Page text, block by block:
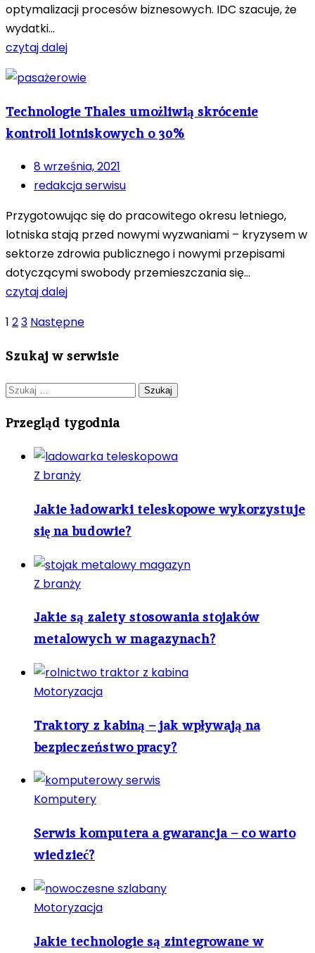
optymalizacji procesów biznesowych. IDC szacuje, że
wydatki...
czytaj dalej
Technologie Thales umożliwią skrócenie
kontroli lotniskowych o 30%
8 września, 2021
redakcja serwisu
Przygotowując się do pracowitego okresu letniego,
lotniska stają przed nowymi wyzwaniami – kryzysem w
sektorze zdrowia publicznego i nowymi przepisami
dotyczącymi swobody przemieszczania się...
czytaj dalej
Stronicowanie
wpisów
1 23 Następne
Szukaj w serwisie
Szukaj:
Przegląd tygodnia
Z branży
Jakie ładowarki teleskopowe wykorzystuje
się na budowie?
Z branży
Jakie są zalety stosowania stojaków
metalowych w magazynach?
Motoryzacja
Traktory z kabiną – jak wpływają na
bezpieczeństwo pracy?
Komputery
Serwis komputera a gwarancja – co warto
wiedzieć?
Motoryzacja
Jakie technologie są zintegrowane w